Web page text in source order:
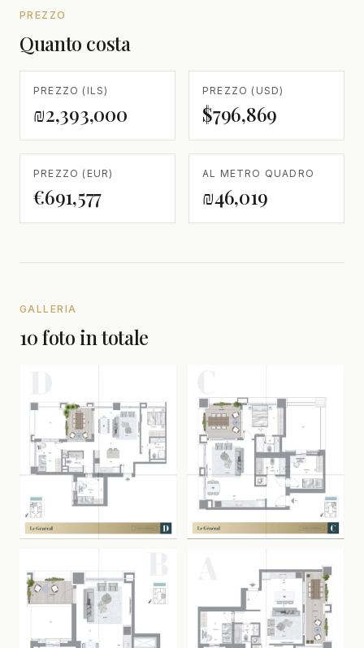
PREZZO
Quanto costa
PREZZO (ILS)
₪2,393,000
PREZZO (USD)
$796,869
PREZZO (EUR)
€691,577
AL METRO QUADRO
₪46,019
GALLERIA
10 foto in totale